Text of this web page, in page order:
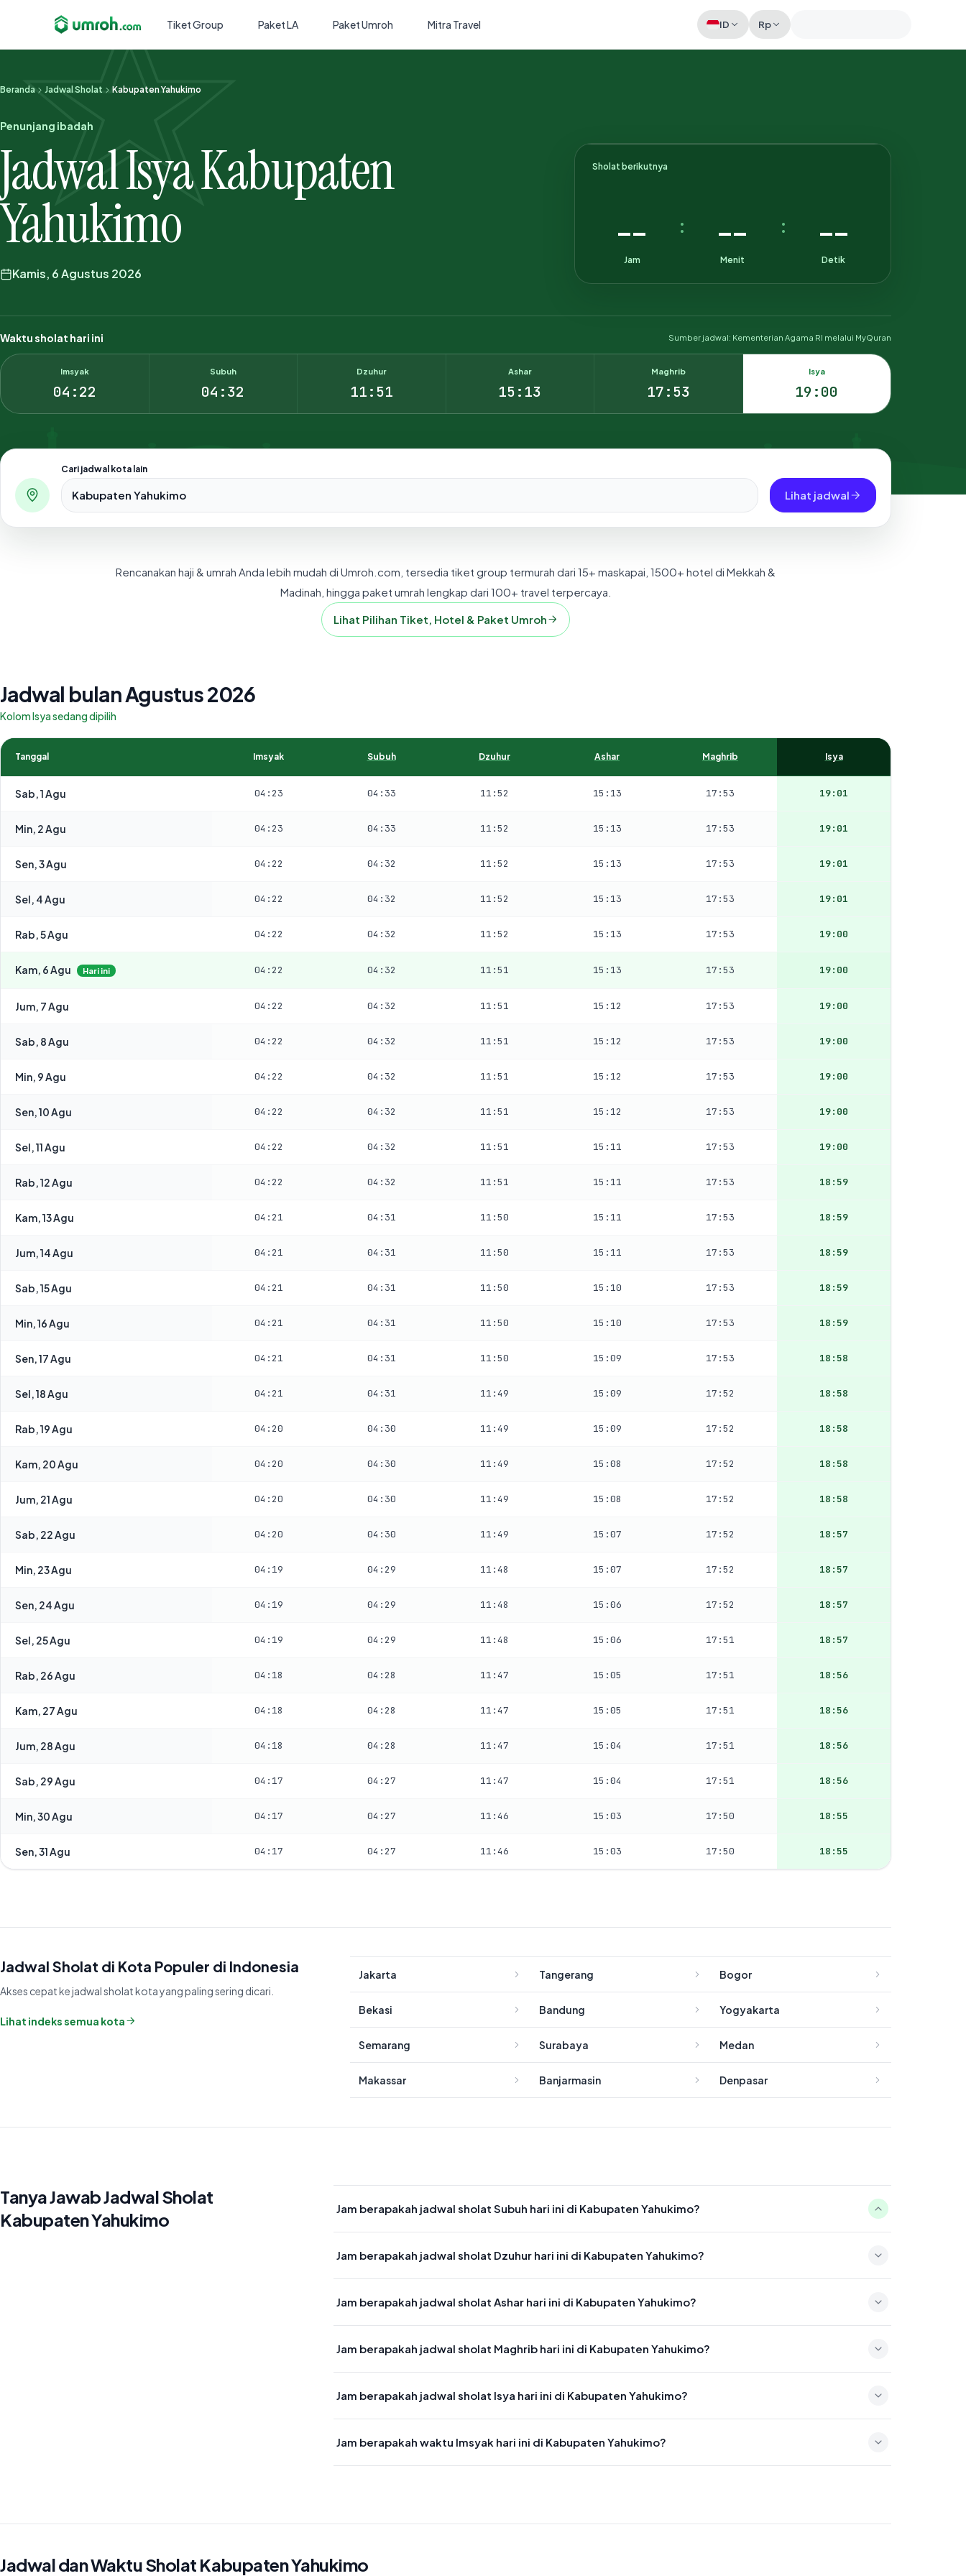
Tiket Group Paket LA Paket Umroh Mitra Travel ID Rp
Memeriksa sesi akun
Beranda Jadwal Sholat Kabupaten Yahukimo
Penunjang ibadah
Jadwal Isya Kabupaten
Yahukimo
Kamis, 6 Agustus 2026
Sholat berikutnya
--
Jam
: --
Menit
: --
Detik
Waktu sholat hari ini Sumber jadwal: Kementerian Agama RI melalui MyQuran
Imsyak
04:22
Subuh
04:32
Dzuhur
11:51
Ashar
15:13
Maghrib
17:53
Isya
19:00
Cari jadwal kota lain
Pilih salah satu dari 500+ kota dan kabupaten di Indonesia.
Lihat jadwal
Rencanakan haji & umrah Anda lebih mudah di Umroh.com, tersedia tiket group termurah dari 15+ maskapai, 1500+ hotel di Mekkah &
Madinah, hingga paket umrah lengkap dari 100+ travel terpercaya.
Lihat Pilihan Tiket, Hotel & Paket Umroh
Jadwal bulan Agustus 2026
Kolom Isya sedang dipilih
Tanggal Imsyak Subuh Dzuhur Ashar Maghrib Isya
Sab, 1 Agu 04:23 04:33 11:52 15:13 17:53 19:01
Min, 2 Agu 04:23 04:33 11:52 15:13 17:53 19:01
Sen, 3 Agu 04:22 04:32 11:52 15:13 17:53 19:01
Sel, 4 Agu 04:22 04:32 11:52 15:13 17:53 19:01
Rab, 5 Agu 04:22 04:32 11:52 15:13 17:53 19:00
Kam, 6 Agu Hari ini 04:22 04:32 11:51 15:13 17:53 19:00
Jum, 7 Agu 04:22 04:32 11:51 15:12 17:53 19:00
Sab, 8 Agu 04:22 04:32 11:51 15:12 17:53 19:00
Min, 9 Agu 04:22 04:32 11:51 15:12 17:53 19:00
Sen, 10 Agu 04:22 04:32 11:51 15:12 17:53 19:00
Sel, 11 Agu 04:22 04:32 11:51 15:11 17:53 19:00
Rab, 12 Agu 04:22 04:32 11:51 15:11 17:53 18:59
Kam, 13 Agu 04:21 04:31 11:50 15:11 17:53 18:59
Jum, 14 Agu 04:21 04:31 11:50 15:11 17:53 18:59
Sab, 15 Agu 04:21 04:31 11:50 15:10 17:53 18:59
Min, 16 Agu 04:21 04:31 11:50 15:10 17:53 18:59
Sen, 17 Agu 04:21 04:31 11:50 15:09 17:53 18:58
Sel, 18 Agu 04:21 04:31 11:49 15:09 17:52 18:58
Rab, 19 Agu 04:20 04:30 11:49 15:09 17:52 18:58
Kam, 20 Agu 04:20 04:30 11:49 15:08 17:52 18:58
Jum, 21 Agu 04:20 04:30 11:49 15:08 17:52 18:58
Sab, 22 Agu 04:20 04:30 11:49 15:07 17:52 18:57
Min, 23 Agu 04:19 04:29 11:48 15:07 17:52 18:57
Sen, 24 Agu 04:19 04:29 11:48 15:06 17:52 18:57
Sel, 25 Agu 04:19 04:29 11:48 15:06 17:51 18:57
Rab, 26 Agu 04:18 04:28 11:47 15:05 17:51 18:56
Kam, 27 Agu 04:18 04:28 11:47 15:05 17:51 18:56
Jum, 28 Agu 04:18 04:28 11:47 15:04 17:51 18:56
Sab, 29 Agu 04:17 04:27 11:47 15:04 17:51 18:56
Min, 30 Agu 04:17 04:27 11:46 15:03 17:50 18:55
Sen, 31 Agu 04:17 04:27 11:46 15:03 17:50 18:55
Jadwal Sholat di Kota Populer di Indonesia
Akses cepat ke jadwal sholat kota yang paling sering dicari.
Lihat indeks semua kota
Jakarta Tangerang Bogor
Bekasi Bandung Yogyakarta
Semarang Surabaya Medan
Makassar Banjarmasin Denpasar
Tanya Jawab Jadwal Sholat
Kabupaten Yahukimo
Jam berapakah jadwal sholat Subuh hari ini di Kabupaten Yahukimo?
Jam berapakah jadwal sholat Dzuhur hari ini di Kabupaten Yahukimo?
Jam berapakah jadwal sholat Ashar hari ini di Kabupaten Yahukimo?
Jam berapakah jadwal sholat Maghrib hari ini di Kabupaten Yahukimo?
Jam berapakah jadwal sholat Isya hari ini di Kabupaten Yahukimo?
Jam berapakah waktu Imsyak hari ini di Kabupaten Yahukimo?
Jadwal dan Waktu Sholat Kabupaten Yahukimo